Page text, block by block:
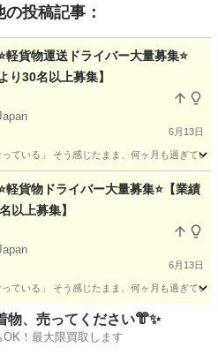
投稿記事：
軽貨物運送ドライバー大量募集⭐
り30名以上募集】
6月13日
っている」 そう感じたまま、何ヶ月も過ぎて
貨物
軽貨物ドライバー大量募集⭐【業績
以上募集】
6月13日
っている」 そう感じたまま、何ヶ月も過ぎて
貨物物、売ってください👘✨
！最大限買取します